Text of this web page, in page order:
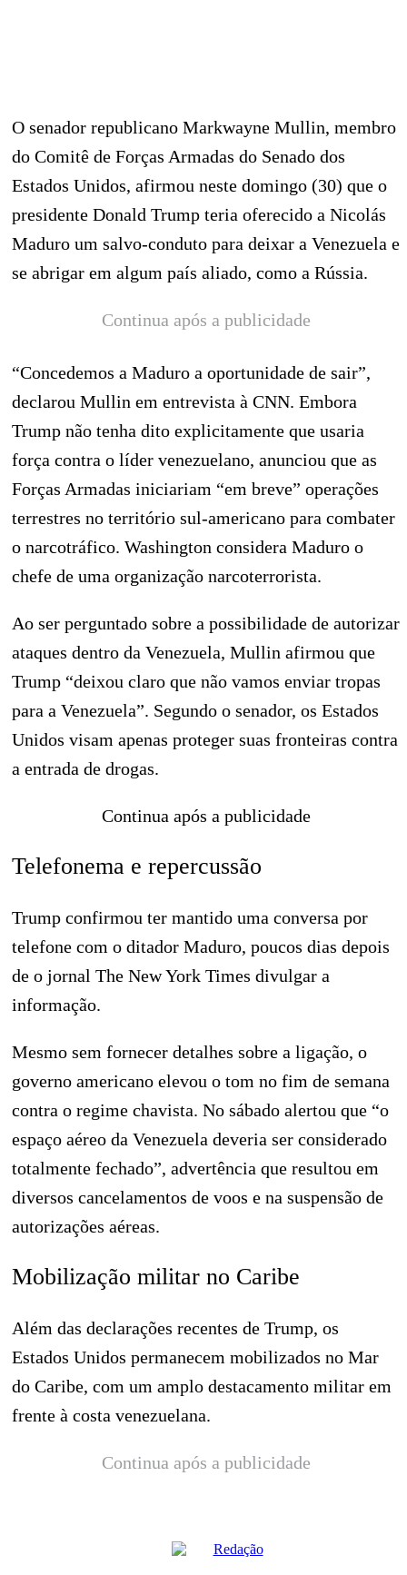
O senador republicano Markwayne Mullin, membro
do Comitê de Forças Armadas do Senado dos
Estados Unidos, afirmou neste domingo (30) que o
presidente Donald Trump teria oferecido a Nicolás
Maduro um salvo-conduto para deixar a Venezuela e
se abrigar em algum país aliado, como a Rússia.
Continua após a publicidade
“Concedemos a Maduro a oportunidade de sair”,
declarou Mullin em entrevista à CNN. Embora
Trump não tenha dito explicitamente que usaria
força contra o líder venezuelano, anunciou que as
Forças Armadas iniciariam “em breve” operações
terrestres no território sul-americano para combater
o narcotráfico. Washington considera Maduro o
chefe de uma organização narcoterrorista.
Ao ser perguntado sobre a possibilidade de autorizar
ataques dentro da Venezuela, Mullin afirmou que
Trump “deixou claro que não vamos enviar tropas
para a Venezuela”. Segundo o senador, os Estados
Unidos visam apenas proteger suas fronteiras contra
a entrada de drogas.
Continua após a publicidade
Telefonema e repercussão
Trump confirmou ter mantido uma conversa por
telefone com o ditador Maduro, poucos dias depois
de o jornal The New York Times divulgar a
informação.
Mesmo sem fornecer detalhes sobre a ligação, o
governo americano elevou o tom no fim de semana
contra o regime chavista. No sábado alertou que “o
espaço aéreo da Venezuela deveria ser considerado
totalmente fechado”, advertência que resultou em
diversos cancelamentos de voos e na suspensão de
autorizações aéreas.
Mobilização militar no Caribe
Além das declarações recentes de Trump, os
Estados Unidos permanecem mobilizados no Mar
do Caribe, com um amplo destacamento militar em
frente à costa venezuelana.
Continua após a publicidade